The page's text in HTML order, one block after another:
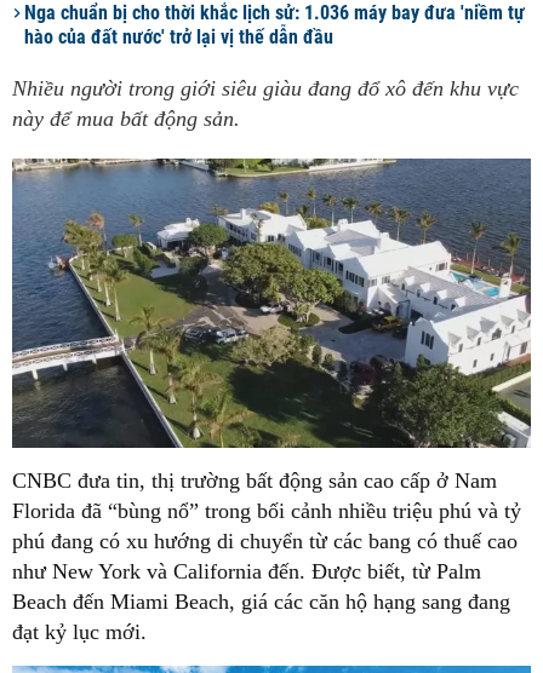
Nga chuẩn bị cho thời khắc lịch sử: 1.036 máy bay đưa 'niềm tự
hào của đất nước' trở lại vị thế dẫn đầu
Nhiều người trong giới siêu giàu đang đổ xô đến khu vực
này để mua bất động sản.
CNBC đưa tin, thị trường bất động sản cao cấp ở Nam
Florida đã “bùng nổ” trong bối cảnh nhiều triệu phú và tỷ
phú đang có xu hướng di chuyển từ các bang có thuế cao
như New York và California đến. Được biết, từ Palm
Beach đến Miami Beach, giá các căn hộ hạng sang đang
đạt kỷ lục mới.